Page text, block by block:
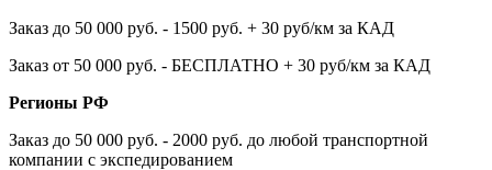
Заказ до 50 000 руб. - 1500 руб. + 30 руб/км за КАД
Заказ от 50 000 руб. - БЕСПЛАТНО + 30 руб/км за КАД
Регионы РФ
Заказ до 50 000 руб. - 2000 руб. до любой транспортной
компании с экспедированием